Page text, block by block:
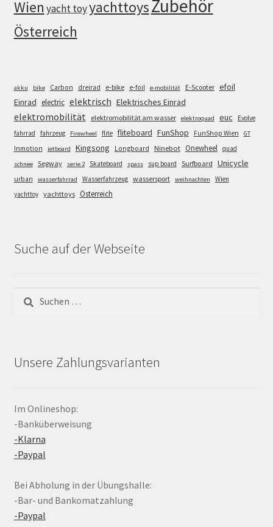
Wien yacht toyyachttoysZubehör
Österreich
akku bike Carbon dreirad e-bike e-foil e-mobilität E-Scooter efoil
Einrad electric elektrisch Elektrisches Einrad
elektromobilität elektromobilität am wasser elektroquad euc
Evolve
fahrrad
fahrzeug Firewheel flite fliteboard FunShop FunShop Wien GT
Inmotion jetboard Kingsong Longboard Ninebot Onewheel quad
schnee Segway serie 2 Skateboard spass sup board Surfboard Unicycle
urban wasserfahrrad Wasserfahrzeug wassersport weihnachten
Wien
yachttoy yachttoys Österreich
Suche auf der Webseite
nach:
Unsere Zahlungsvarianten
Im Onlineshop:
-Banküberweisung
-Klarna
-Paypal
Bei Abholung in der Übungshalle:
-Bar- und Bankomatzahlung
-Paypal